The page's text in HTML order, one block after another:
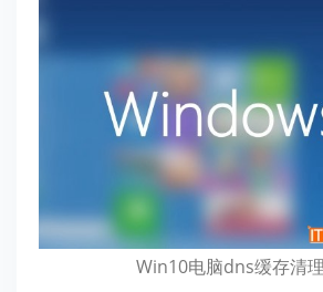
Win10电脑dns缓存清